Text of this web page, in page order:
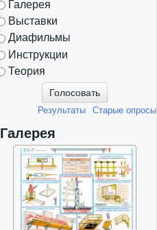
Галерея
Выставки
Диафильмы
Инструкции
Теория
Старые опросы
Результаты
Галерея